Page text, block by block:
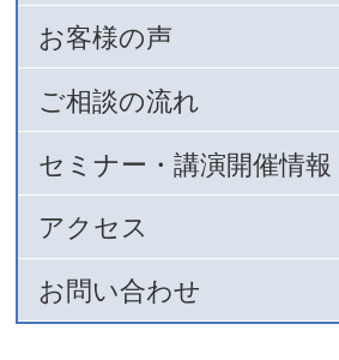
お客様の声
ご相談の流れ
セミナー・講演開催情報
アクセス
お問い合わせ